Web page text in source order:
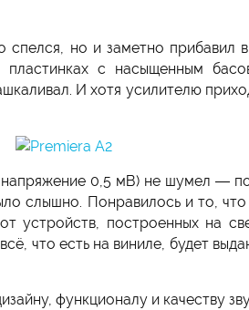
но и заметно прибавил
пластинках с насыщенным
И хотя усилителю
0,5 мВ) не шумел —
слышно. Понравилось и то,
устройств, построенных на
что есть на виниле, будет
функционалу и качеству